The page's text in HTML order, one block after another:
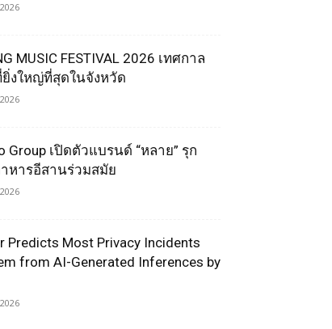
MUSIC FESTIVAL 2026 เทศกาล
งใหญ่ที่สุดในจังหวัด
Group เปิดตัวแบรนด์ “หลาย” รุก
หารอีสานร่วมสมัย
Predicts Most Privacy Incidents
from AI-Generated Inferences by